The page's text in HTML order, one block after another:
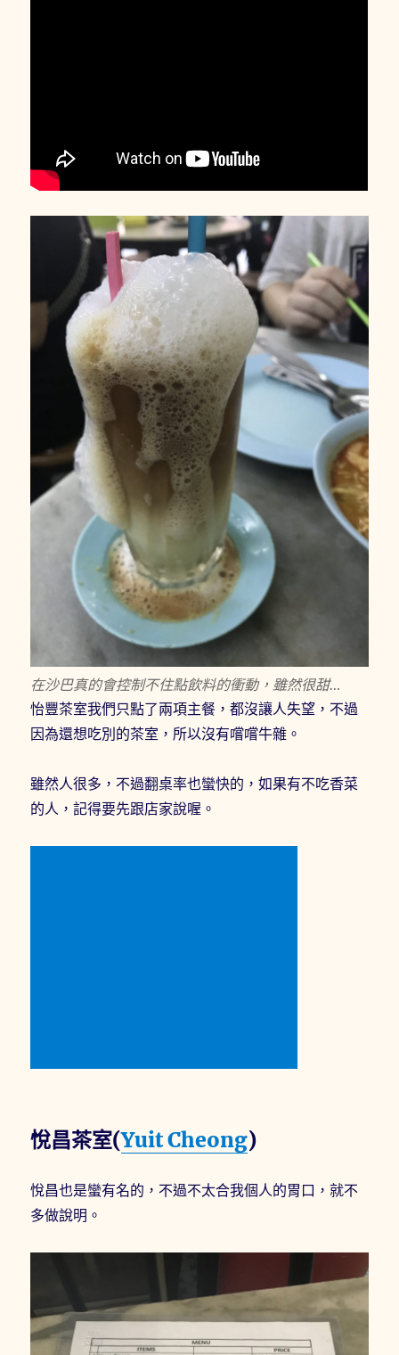
在沙巴真的會控制不住點飲料的衝動，雖然很甜…
怡豐茶室我們只點了兩項主餐，都沒讓人失望，不過
因為還想吃別的茶室，所以沒有嚐嚐牛雜。
雖然人很多，不過翻桌率也蠻快的，如果有不吃香菜
的人，記得要先跟店家說喔。
悅昌茶室(Yuit Cheong)
悅昌也是蠻有名的，不過不太合我個人的胃口，就不
多做說明。